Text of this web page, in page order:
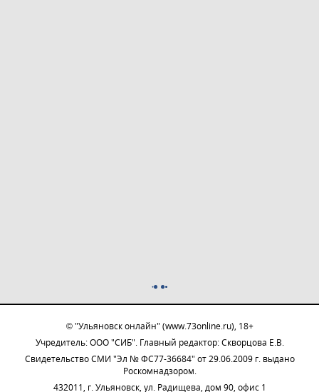
© "Ульяновск онлайн" (www.73online.ru), 18+
Учредитель: ООО "СИБ". Главный редактор: Скворцова Е.В.
Свидетельство СМИ "Эл № ФС77-36684" от 29.06.2009 г. выдано
Роскомнадзором.
432011, г. Ульяновск, ул. Радищева, дом 90, офис 1